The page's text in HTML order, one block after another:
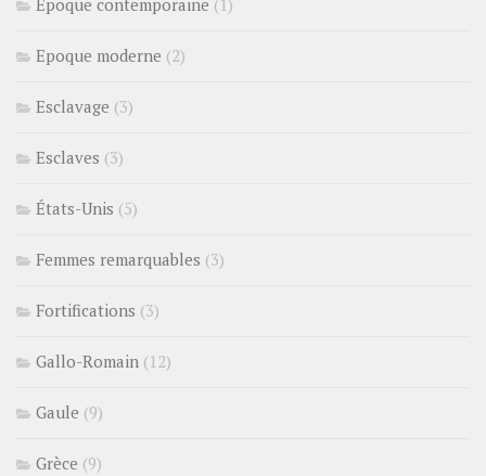
Epoque contemporaine (1)
Epoque moderne (2)
Esclavage (3)
Esclaves (3)
États-Unis (5)
Femmes remarquables (3)
Fortifications (3)
Gallo-Romain (12)
Gaule (9)
Grèce (9)